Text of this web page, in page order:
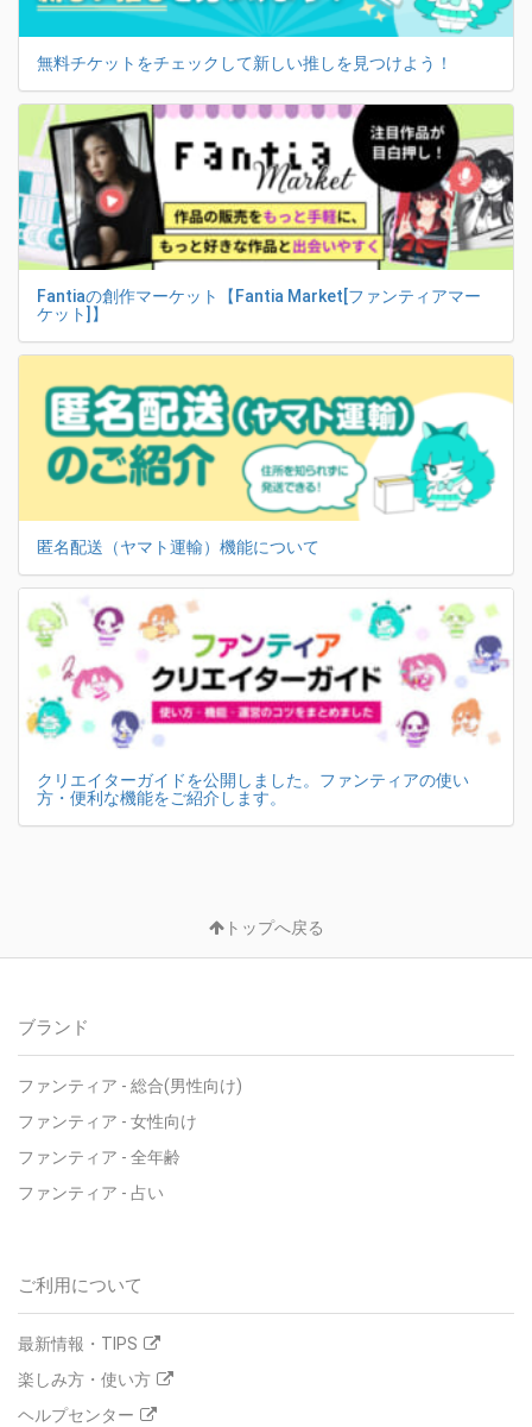
無料チケットをチェックして新しい推しを見つけよう！
Fantiaの創作マーケット【Fantia Market[ファンティアマー
ケット]】
匿名配送（ヤマト運輸）機能について
クリエイターガイドを公開しました。ファンティアの使い
方・便利な機能をご紹介します。
トップへ戻る
ブランド
ファンティア - 総合(男性向け)
ファンティア - 女性向け
ファンティア - 全年齢
ファンティア - 占い
ご利用について
最新情報・TIPS
楽しみ方・使い方
ヘルプセンター